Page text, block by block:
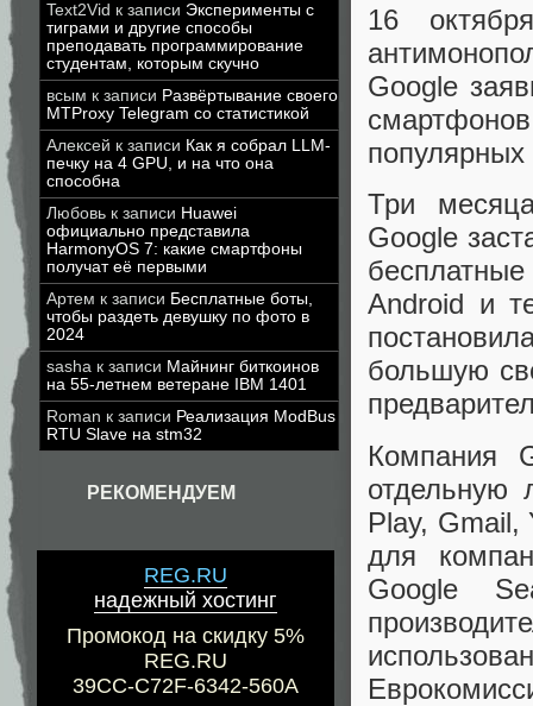
Text2Vid к записи Эксперименты с
тиграми и другие способы
преподавать программирование
студентам, которым скучно
всым к записи Развёртывание своего
MTProxy Telegram со статистикой
Алексей к записи Как я собрал LLM-
печку на 4 GPU, и на что она
способна
Любовь к записи Huawei
официально представила
HarmonyOS 7: какие смартфоны
получат её первыми
Артем к записи Бесплатные боты,
чтобы раздеть девушку по фото в
2024
sasha к записи Майнинг биткоинов
на 55-летнем ветеране IBM 1401
Roman к записи Реализация ModBus
RTU Slave на stm32
РЕКОМЕНДУЕМ
REG.RU
надежный хостинг
Промокод на скидку 5%
REG.RU
39CC-C72F-6342-560A
16
Google
Три
Google
Android и
большую
Компания
отдельную
Play, Gmail,
для
Google